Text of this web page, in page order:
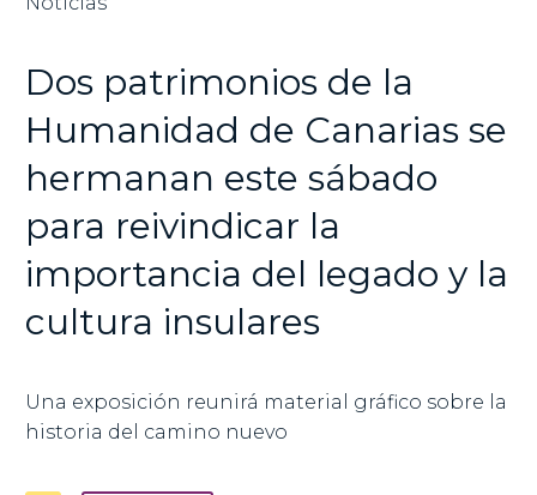
Dos patrimonios de la
Humanidad de Canarias se
hermanan este sábado
para reivindicar la
importancia del legado y la
cultura insulares
Una exposición reunirá material gráfico sobre la
historia del camino nuevo